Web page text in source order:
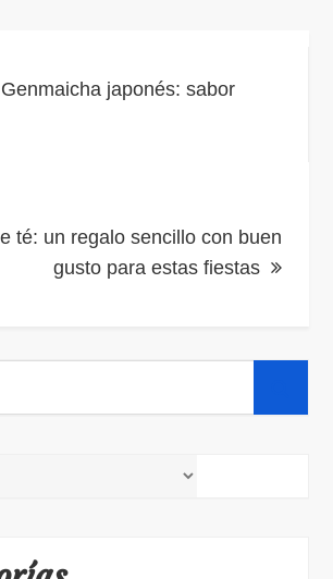
japonés: sabor
té: un regalo sencillo con buen
gusto para estas fiestas